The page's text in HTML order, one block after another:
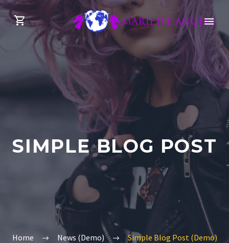
SIMPLE BLOG POST
Home News (Demo) Simple Blog Post (Demo)